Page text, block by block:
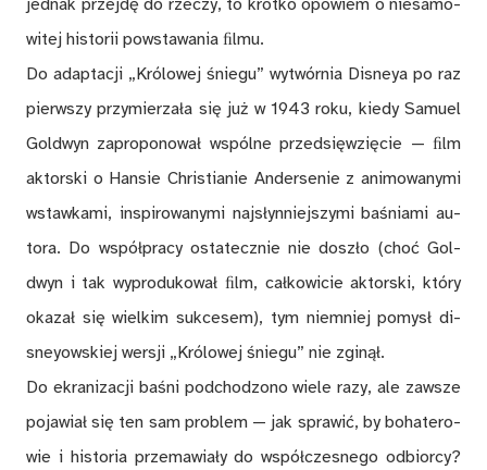
jed­nak przej­dę do rze­czy, to krót­ko opo­wiem o nie­sa­mo­
wi­tej hi­sto­rii po­wsta­wa­nia ﬁl­mu.
Do ad­ap­ta­cji „Kró­lo­wej śnie­gu” wy­twór­nia Di­sneya po raz
pierw­szy przy­mie­rza­ła się już w 1943 roku, kie­dy Sa­mu­el
Gol­dwyn za­pro­po­no­wał wspól­ne przed­się­wzię­cie — ﬁlm
ak­tor­ski o Han­sie Chri­stia­nie An­der­se­nie z ani­mo­wa­ny­mi
wstaw­ka­mi, in­spi­ro­wa­ny­mi naj­słyn­niej­szy­mi ba­śnia­mi au­
to­ra. Do współ­pra­cy osta­tecz­nie nie do­szło (choć Gol­
dwyn i tak wy­pro­du­ko­wał ﬁlm, cał­ko­wi­cie ak­tor­ski, któ­ry
oka­zał się wiel­kim suk­ce­sem), tym nie­mniej po­mysł di­
sney­ow­skiej wer­sji „Kró­lo­wej śnie­gu” nie zgi­nął.
Do ekra­ni­za­cji ba­śni pod­cho­dzo­no wie­le razy, ale za­wsze
po­ja­wiał się ten sam pro­blem — jak spra­wić, by bo­ha­te­ro­
wie i hi­sto­ria prze­ma­wia­ły do współ­cze­sne­go od­bior­cy?